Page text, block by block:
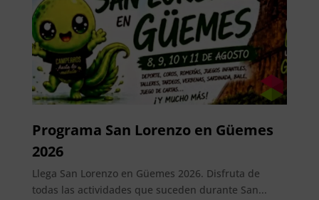
Programa San Lorenzo en Güemes
2026
Llega San Lorenzo en Güemes 2026. Disfruta de
todas las actividades que suceden durante San...